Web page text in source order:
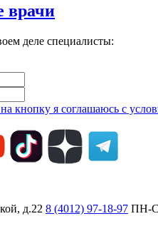
врачи
деле специалисты:
кнопку я соглашаюсь с
д.22 8 (4012) 97-18-97 ПН-